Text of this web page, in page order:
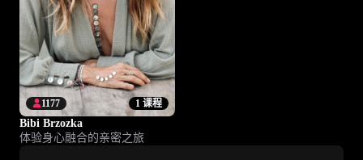
1 课程
1177
Bibi Brzozka
体验身心融合的亲密之旅